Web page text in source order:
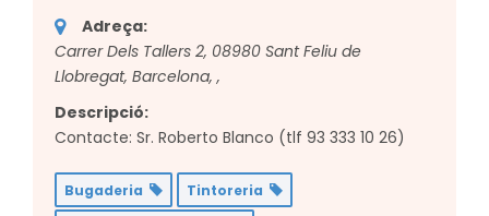
Adreça:
Carrer Dels Tallers 2, 08980 Sant Feliu de
Llobregat, Barcelona, ,
Descripció:
Contacte: Sr. Roberto Blanco (tlf 93 333 10 26)
Bugaderia
Tintoreria